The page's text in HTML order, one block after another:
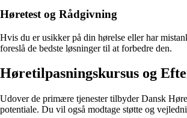
Høretest og Rådgivning
Hvis du er usikker på din hørelse eller har
foreslå de bedste løsninger til at forbedre den.
Høretilpasningskursus og
Udover de primære tjenester tilbyder Dansk
potentiale. Du vil også modtage støtte og